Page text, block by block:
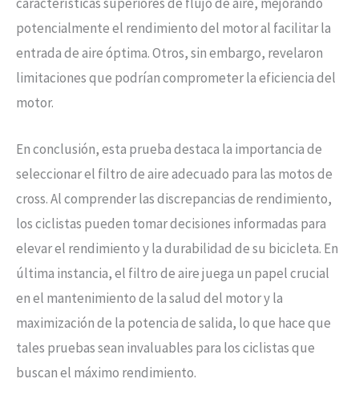
potencialmente el rendimiento del motor al facilitar la
entrada de aire óptima. Otros, sin embargo, revelaron
limitaciones que podrían comprometer la eficiencia del
motor.
En conclusión, esta prueba destaca la importancia de
seleccionar el filtro de aire adecuado para las motos de
cross. Al comprender las discrepancias de rendimiento,
los ciclistas pueden tomar decisiones informadas para
elevar el rendimiento y la durabilidad de su bicicleta. En
última instancia, el filtro de aire juega un papel crucial
en el mantenimiento de la salud del motor y la
maximización de la potencia de salida, lo que hace que
tales pruebas sean invaluables para los ciclistas que
buscan el máximo rendimiento.